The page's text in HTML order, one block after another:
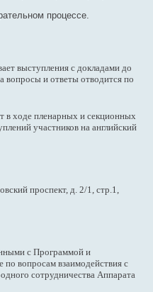
процессе.
выступления с докладами до
вопросы и ответы отводится по
в ходе пленарных и секционных
участников на английский
проспект, д. 2/1, стр.1,
с Программой и
по вопросам взаимодействия с
сотрудничества Аппарата